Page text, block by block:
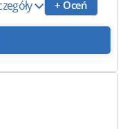
+ Oceń